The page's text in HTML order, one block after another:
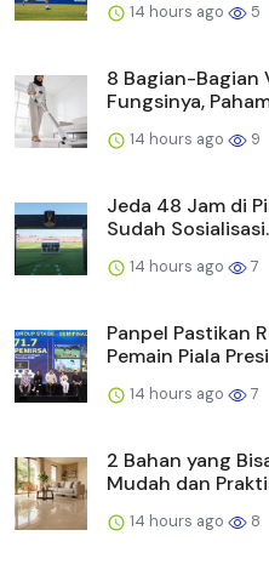
14 hours ago 5
8 Bagian-Bagian
Fungsinya,
14 hours ago 9
Jeda 48 Jam di
Sudah
14 hours ago 7
Panpel Pastikan
Pemain Piala
14 hours ago 7
2 Bahan yang
Mudah dan
14 hours ago 8